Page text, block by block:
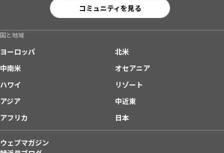
コミュニティを見る
国と地域
ヨーロッパ
北米
中南米
オセアニア
ハワイ
リゾート
アジア
中近東
アフリカ
日本
ウェブマガジン